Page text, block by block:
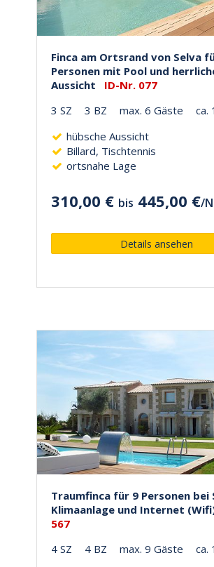
Finca am Ortsrand von Selva
Personen mit Pool und
Aussicht
ID-Nr. 077
3 SZ
3 BZ max. 6 Gäste
ca.
hübsche Aussicht
Billard, Tischtennis
ortsnahe Lage
310,00 € bis 445,00 €/
Details ansehen
Traumfinca für 9 Personen bei
Klimaanlage und Internet
567
4 SZ
4 BZ max. 9 Gäste
ca.